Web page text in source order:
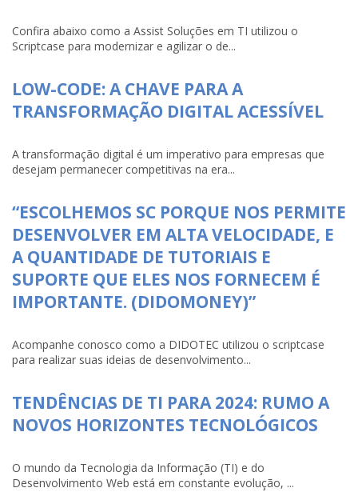
Confira abaixo como a Assist Soluções em TI utilizou o
Scriptcase para modernizar e agilizar o de...
LOW-CODE: A CHAVE PARA A
TRANSFORMAÇÃO DIGITAL ACESSÍVEL
A transformação digital é um imperativo para empresas que
desejam permanecer competitivas na era...
“ESCOLHEMOS SC PORQUE NOS PERMITE
DESENVOLVER EM ALTA VELOCIDADE, E
A QUANTIDADE DE TUTORIAIS E
SUPORTE QUE ELES NOS FORNECEM É
IMPORTANTE. (DIDOMONEY)”
Acompanhe conosco como a DIDOTEC utilizou o scriptcase
para realizar suas ideias de desenvolvimento...
TENDÊNCIAS DE TI PARA 2024: RUMO A
NOVOS HORIZONTES TECNOLÓGICOS
O mundo da Tecnologia da Informação (TI) e do
Desenvolvimento Web está em constante evolução, ...